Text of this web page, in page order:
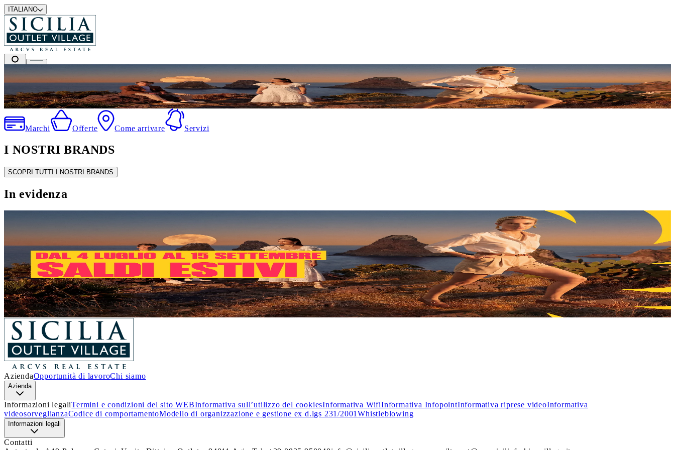
ITALIANO
I migliori marchi a prezzi outlet
Marchi Offerte Come arrivare Servizi
I NOSTRI BRANDS
SCOPRI TUTTI I NOSTRI BRANDS
In evidenza
Dal 4 luglio al 15 settembre, aSicilia Outlet Villagearrivano iSaldi: nei negozi delle migliori firme italiane e internazionali, troverai incredibili sconti sui prezzi outlet.
Approfitta di questa incredibile opportunità e lasciati ispirare.
Ti aspettiamo!
Scopri i dettagli
AziendaOpportunità di lavoroChi siamo
Azienda
Informazioni legaliTermini e condizioni del sito WEBInformativa sull’utilizzo del cookiesInformativa WifiInformativa InfopointInformativa riprese videoInformativa
videosorveglianzaCodice di comportamentoModello di organizzazione e gestione ex d.lgs 231/2001Whistleblowing
Informazioni legali
Contatti